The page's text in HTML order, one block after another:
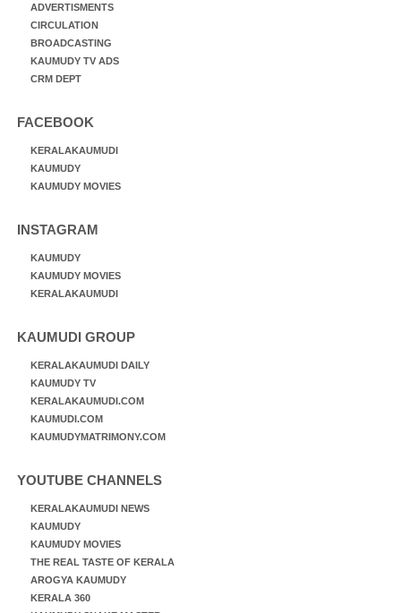
ADVERTISMENTS
CIRCULATION
BROADCASTING
KAUMUDY TV ADS
CRM DEPT
FACEBOOK
KERALAKAUMUDI
KAUMUDY
KAUMUDY MOVIES
INSTAGRAM
KAUMUDY
KAUMUDY MOVIES
KERALAKAUMUDI
KAUMUDI GROUP
KERALAKAUMUDI DAILY
KAUMUDY TV
KERALAKAUMUDI.COM
KAUMUDI.COM
KAUMUDYMATRIMONY.COM
YOUTUBE CHANNELS
KERALAKAUMUDI NEWS
KAUMUDY
KAUMUDY MOVIES
THE REAL TASTE OF KERALA
AROGYA KAUMUDY
KERALA 360